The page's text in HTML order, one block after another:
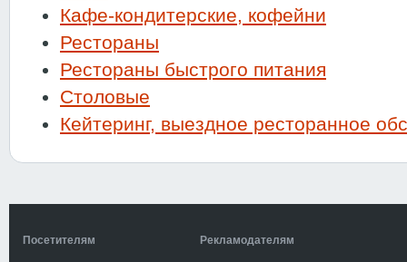
Кафе-кондитерские, кофейни
Рестораны
Рестораны быстрого питания
Столовые
Кейтеринг, выездное ресторанное
Посетителям Рекламодателям